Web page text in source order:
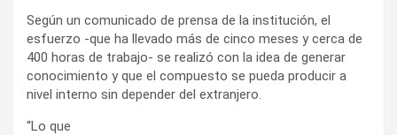
Según un comunicado de prensa de la institución, el
esfuerzo -que ha llevado más de cinco meses y cerca de
400 horas de trabajo- se realizó con la idea de generar
conocimiento y que el compuesto se pueda producir a
nivel interno sin depender del extranjero.
“Lo que